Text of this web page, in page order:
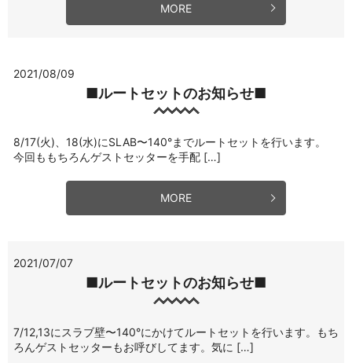
MORE
2021/08/09
■ルートセットのお知らせ■
8/17(火)、18(水)にSLAB〜140°までルートセットを行います。
今回ももちろんゲストセッターを手配 […]
MORE
2021/07/07
■ルートセットのお知らせ■
7/12,13にスラブ壁〜140°にかけてルートセットを行います。もち
ろんゲストセッターもお呼びしてます。気に […]